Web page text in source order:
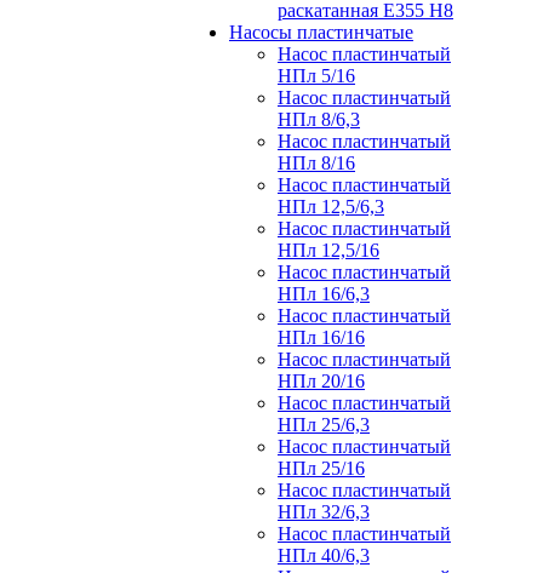
раскатанная E355 H8
Насосы пластинчатые
Насос пластинчатый
НПл 5/16
Насос пластинчатый
НПл 8/6,3
Насос пластинчатый
НПл 8/16
Насос пластинчатый
НПл 12,5/6,3
Насос пластинчатый
НПл 12,5/16
Насос пластинчатый
НПл 16/6,3
Насос пластинчатый
НПл 16/16
Насос пластинчатый
НПл 20/16
Насос пластинчатый
НПл 25/6,3
Насос пластинчатый
НПл 25/16
Насос пластинчатый
НПл 32/6,3
Насос пластинчатый
НПл 40/6,3